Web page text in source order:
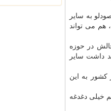
به سایر
هم می تواند
در حوزه
داشت سایر
کشور به این
خیلی دغدغه